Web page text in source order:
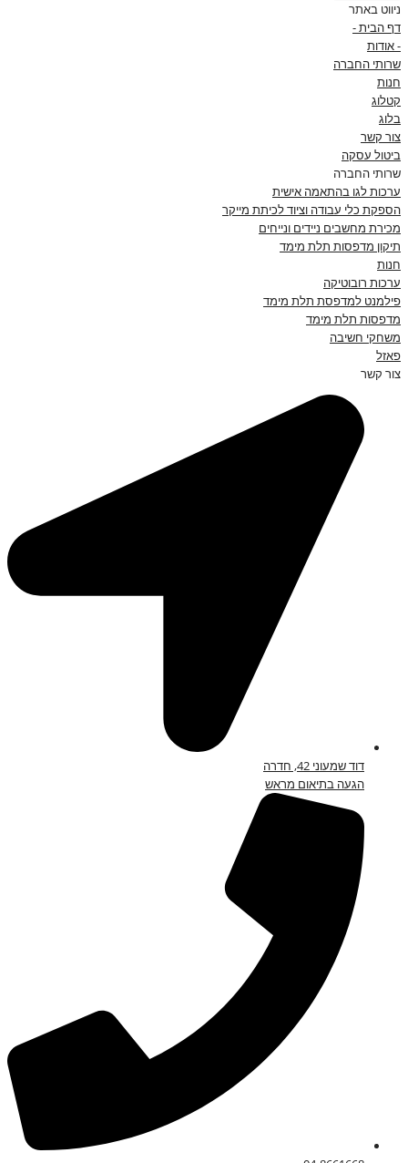
ניווט באתר
דף הבית -
- אודות
שרותי החברה
חנות
קטלוג
בלוג
צור קשר
ביטול עסקה
שרותי החברה
ערכות לגו בהתאמה אישית
הספקת כלי עבודה וציוד לכיתת מייקר
מכירת מחשבים ניידים ונייחים
תיקון מדפסות תלת מימד
חנות
ערכות רובוטיקה
פילמנט למדפסת תלת מימד
מדפסות תלת מימד
משחקי חשיבה
פאזל
צור קשר
דוד שמעוני 42, חדרה
הגעה בתיאום מראש